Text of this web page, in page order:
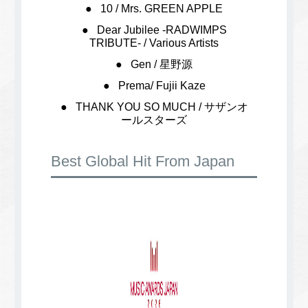
10 / Mrs. GREEN APPLE
Dear Jubilee -RADWIMPS
TRIBUTE- / Various Artists
Gen / 星野源
Prema/ Fujii Kaze
THANK YOU SO MUCH / サザンオ
ールスターズ
Best Global Hit From Japan